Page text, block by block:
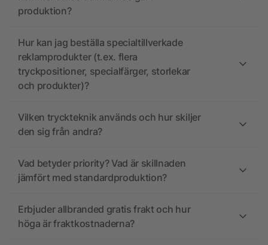
produktion?
Hur kan jag beställa specialtillverkade
reklamprodukter (t.ex. flera
tryckpositioner, specialfärger, storlekar
och produkter)?
Vilken tryckteknik används och hur skiljer
den sig från andra?
Vad betyder priority? Vad är skillnaden
jämfört med standardproduktion?
Erbjuder allbranded gratis frakt och hur
höga är fraktkostnaderna?